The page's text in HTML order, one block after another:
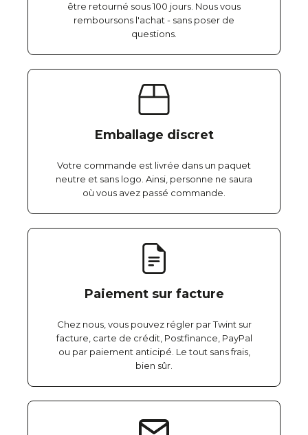
être retourné sous 100 jours. Nous vous
remboursons l'achat - sans poser de
questions.
Emballage discret
Votre commande est livrée dans un paquet
neutre et sans logo. Ainsi, personne ne saura
où vous avez passé commande.
Paiement sur facture
Chez nous, vous pouvez régler par Twint sur
facture, carte de crédit, Postfinance, PayPal
ou par paiement anticipé. Le tout sans frais,
bien sûr.